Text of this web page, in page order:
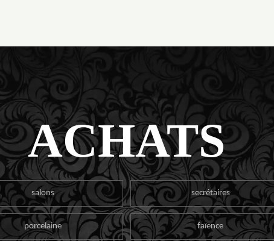
ACHATS
salons secrétaires
porcelaine faïence